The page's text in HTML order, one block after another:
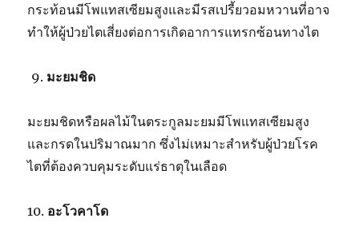
กระท้อนมีโพแทสเซียมสูงและมีรสเปรี้ยวอมหวานที่อาจ
ทำให้ผู้ป่วยไตเสี่ยงต่อการเกิดอาการแทรกซ้อนทางไต
มะยมชิด
มะยมชิดหรือผลไม้ในตระกูลมะยมมีโพแทสเซียมสูง
และกรดในปริมาณมาก ซึ่งไม่เหมาะสำหรับผู้ป่วยโรค
ไตที่ต้องควบคุมระดับแร่ธาตุในเลือด
10. อะโวคาโด